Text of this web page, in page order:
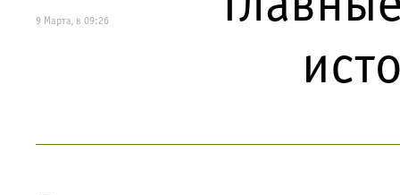
9 Марта, в 09:26